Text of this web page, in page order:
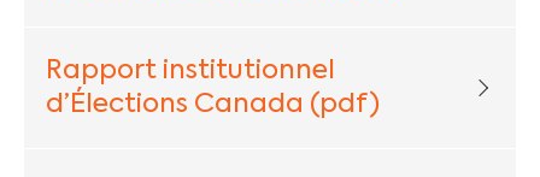
Rapport institutionnel
d’Élections Canada (pdf)